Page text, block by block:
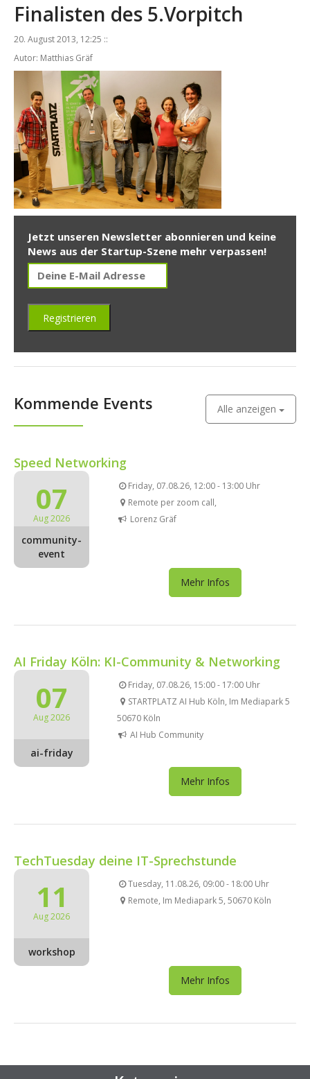
Finalisten des 5.Vorpitch
20. August 2013, 12:25 ::
Autor: Matthias Gräf
Jetzt unseren Newsletter abonnieren und keine
News aus der Startup-Szene mehr verpassen!
Kommende Events Alle anzeigen
Speed Networking
07
Aug 2026
community-
event
Friday, 07.08.26, 12:00 - 13:00 Uhr
Remote per zoom call,
Lorenz Gräf
Mehr Infos
AI Friday Köln: KI-Community & Networking
07
Aug 2026
ai-friday
Friday, 07.08.26, 15:00 - 17:00 Uhr
STARTPLATZ AI Hub Köln, Im Mediapark 5
50670 Köln
AI Hub Community
Mehr Infos
TechTuesday deine IT-Sprechstunde
11
Aug 2026
workshop
Tuesday, 11.08.26, 09:00 - 18:00 Uhr
Remote, Im Mediapark 5, 50670 Köln
Mehr Infos